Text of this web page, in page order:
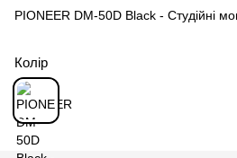
PIONEER DM-50D Black - Студійні
Колір